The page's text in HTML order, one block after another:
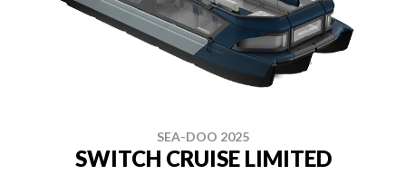
SEA-DOO 2025
SWITCH CRUISE LIMITED